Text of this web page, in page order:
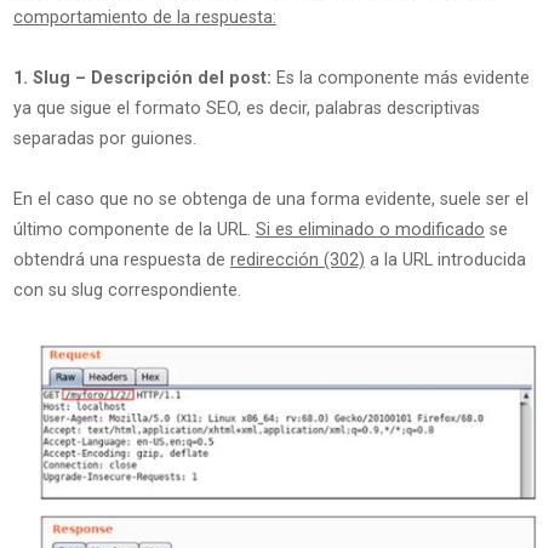
comportamiento de la respuesta:
1. Slug – Descripción del post: Es la componente más evidente
ya que sigue el formato SEO, es decir, palabras descriptivas
separadas por guiones.
En el caso que no se obtenga de una forma evidente, suele ser el
último componente de la URL. Si es eliminado o modificado se
obtendrá una respuesta de redirección (302) a la URL introducida
con su slug correspondiente.